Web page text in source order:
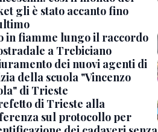
gli è stato accanto fino
in fiamme lungo il raccordo
a Trebiciano
dei nuovi agenti di
della scuola "Vincenzo
di Trieste
di Trieste alla
sul protocollo per